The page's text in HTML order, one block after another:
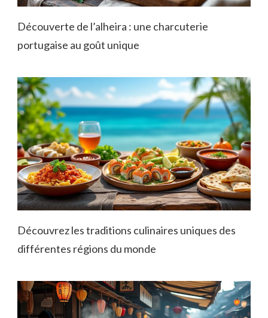
Découverte de l’alheira : une charcuterie
portugaise au goût unique
Découvrez les traditions culinaires uniques des
différentes régions du monde